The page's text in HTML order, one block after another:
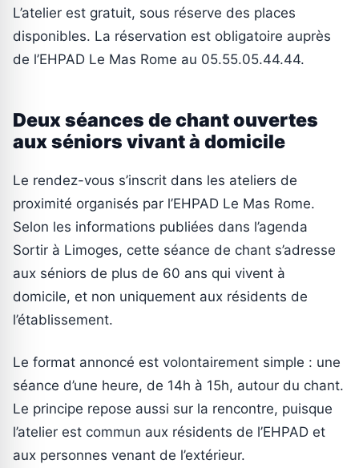
L’atelier est gratuit, sous réserve des places
disponibles. La réservation est obligatoire auprès
de l’EHPAD Le Mas Rome au 05.55.05.44.44.
Deux séances de chant ouvertes
aux séniors vivant à domicile
Le rendez-vous s’inscrit dans les ateliers de
proximité organisés par l’EHPAD Le Mas Rome.
Selon les informations publiées dans l’agenda
Sortir à Limoges, cette séance de chant s’adresse
aux séniors de plus de 60 ans qui vivent à
domicile, et non uniquement aux résidents de
l’établissement.
Le format annoncé est volontairement simple : une
séance d’une heure, de 14h à 15h, autour du chant.
Le principe repose aussi sur la rencontre, puisque
l’atelier est commun aux résidents de l’EHPAD et
aux personnes venant de l’extérieur.